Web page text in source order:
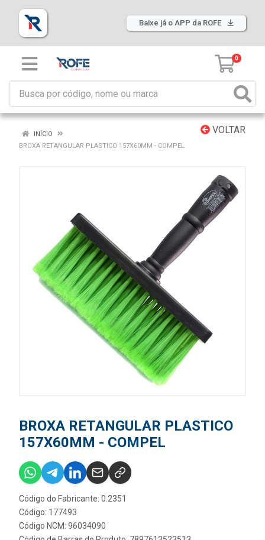
Baixe já o APP da ROFE
0
VOLTAR
INÍCIO
BROXA RETANGULAR PLASTICO 157X60MM - COMPEL
BROXA RETANGULAR PLASTICO
157X60MM - COMPEL
Código do Fabricante: 0.2351
Código: 177493
Código NCM: 96034090